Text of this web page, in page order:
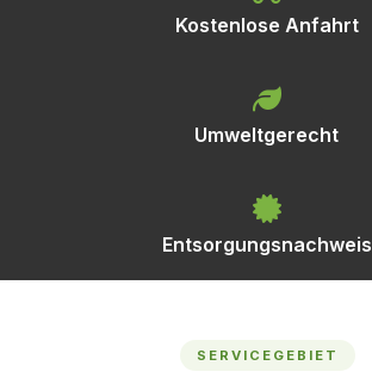
Kostenlose Anfahrt
Umweltgerecht
Entsorgungsnachweis
SERVICEGEBIET